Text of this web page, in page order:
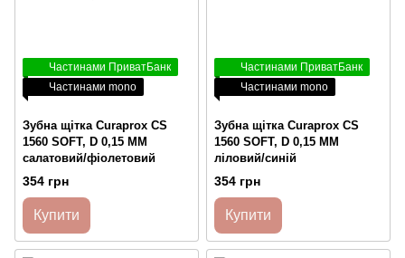
Частинами ПриватБанк
Частинами mono
Зубна щітка Curaprox CS
1560 SOFT, D 0,15 ММ
салатовий/фіолетовий
354 грн
Купити
Частинами ПриватБанк
Частинами mono
Зубна щітка Curaprox CS
1560 SOFT, D 0,15 ММ
ліловий/синій
354 грн
Купити